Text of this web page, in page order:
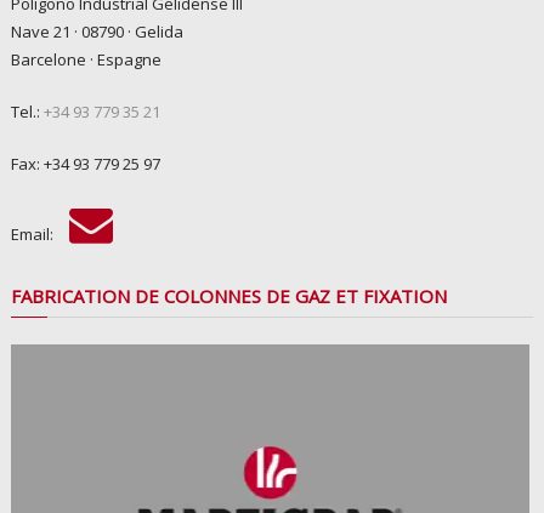
Nave 21 · 08790 · Gelida
Barcelone · Espagne
Tel.: +34 93 779 35 21
Fax: +34 93 779 25 97
Email:
FABRICATION DE COLONNES DE GAZ ET FIXATION